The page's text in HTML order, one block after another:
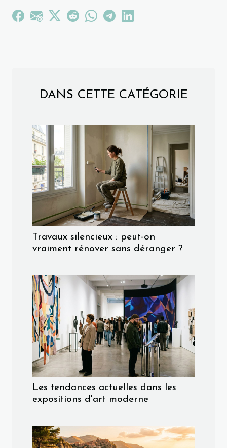
DANS CETTE CATÉGORIE
Travaux silencieux : peut-on
vraiment rénover sans déranger ?
Les tendances actuelles dans les
expositions d'art moderne